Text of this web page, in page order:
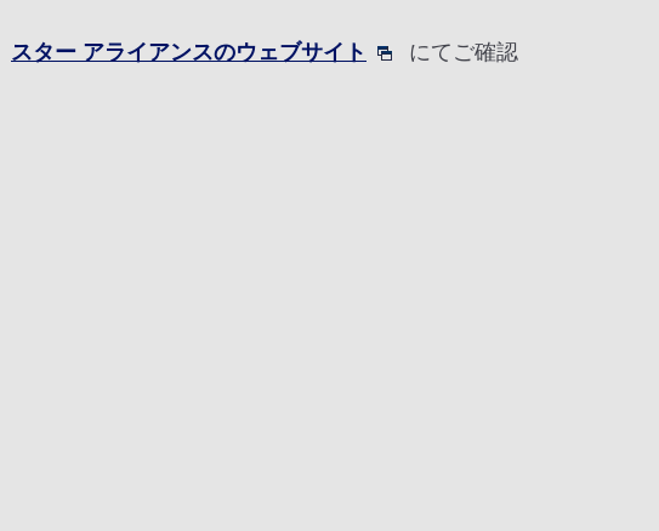
スター アライアンスのウェブサイト
にてご確認